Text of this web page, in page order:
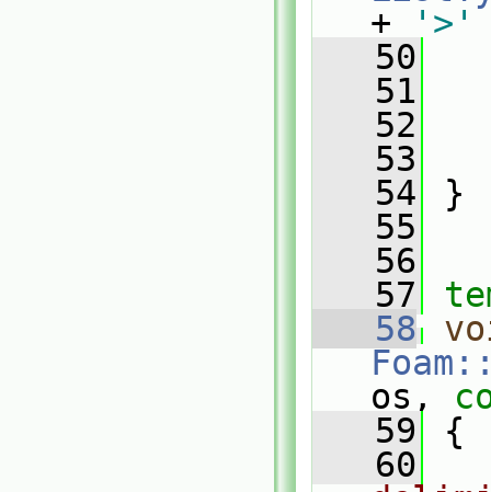
+
'>'
   50
   51
   52
   53
   54
}
   55
   56
   57
   58
os,
   59
{
   60